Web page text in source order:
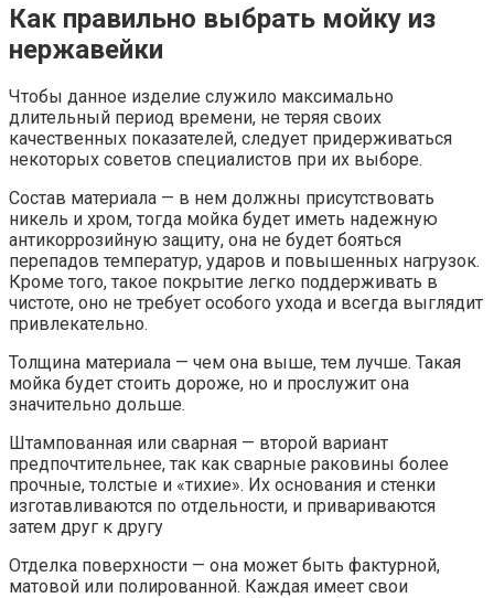
Как правильно выбрать мойку из
нержавейки
Чтобы данное изделие служило максимально
длительный период времени, не теряя своих
качественных показателей, следует придерживаться
некоторых советов специалистов при их выборе.
Состав материала — в нем должны присутствовать
никель и хром, тогда мойка будет иметь надежную
антикоррозийную защиту, она не будет бояться
перепадов температур, ударов и повышенных нагрузок.
Кроме того, такое покрытие легко поддерживать в
чистоте, оно не требует особого ухода и всегда выглядит
привлекательно.
Толщина материала — чем она выше, тем лучше. Такая
мойка будет стоить дороже, но и прослужит она
значительно дольше.
Штампованная или сварная — второй вариант
предпочтительнее, так как сварные раковины более
прочные, толстые и «тихие». Их основания и стенки
изготавливаются по отдельности, и привариваются
затем друг к другу
Отделка поверхности — она может быть фактурной,
матовой или полированной. Каждая имеет свои